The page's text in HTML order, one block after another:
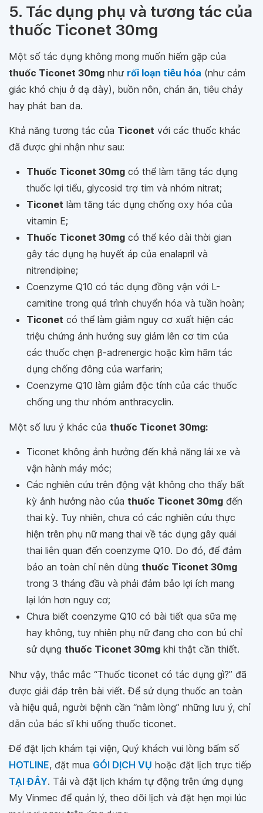
5. Tác dụng phụ và tương tác của
thuốc Ticonet 30mg
Một số tác dụng không mong muốn hiếm gặp của
thuốc Ticonet 30mg như rối loạn tiêu hóa (như cảm
giác khó chịu ở dạ dày), buồn nôn, chán ăn, tiêu chảy
hay phát ban da.
Khả năng tương tác của Ticonet với các thuốc khác
đã được ghi nhận như sau:
Thuốc Ticonet 30mg có thể làm tăng tác dụng
thuốc lợi tiểu, glycosid trợ tim và nhóm nitrat;
Ticonet làm tăng tác dụng chống oxy hóa của
vitamin E;
Thuốc Ticonet 30mg có thể kéo dài thời gian
gây tác dụng hạ huyết áp của enalapril và
nitrendipine;
Coenzyme Q10 có tác dụng đồng vận với L-
carnitine trong quá trình chuyển hóa và tuần hoàn;
Ticonet có thể làm giảm nguy cơ xuất hiện các
triệu chứng ảnh hưởng suy giảm lên cơ tim của
các thuốc chẹn β-adrenergic hoặc kìm hãm tác
dụng chống đông của warfarin;
Coenzyme Q10 làm giảm độc tính của các thuốc
chống ung thư nhóm anthracyclin.
Một số lưu ý khác của thuốc Ticonet 30mg:
Ticonet không ảnh hưởng đến khả năng lái xe và
vận hành máy móc;
Các nghiên cứu trên động vật không cho thấy bất
kỳ ảnh hưởng nào của thuốc Ticonet 30mg đến
thai kỳ. Tuy nhiên, chưa có các nghiên cứu thực
hiện trên phụ nữ mang thai về tác dụng gây quái
thai liên quan đến coenzyme Q10. Do đó, để đảm
bảo an toàn chỉ nên dùng thuốc Ticonet 30mg
trong 3 tháng đầu và phải đảm bảo lợi ích mang
lại lớn hơn nguy cơ;
Chưa biết coenzyme Q10 có bài tiết qua sữa mẹ
hay không, tuy nhiên phụ nữ đang cho con bú chỉ
sử dụng thuốc Ticonet 30mg khi thật cần thiết.
Như vậy, thắc mắc “Thuốc ticonet có tác dụng gì?” đã
được giải đáp trên bài viết. Để sử dụng thuốc an toàn
và hiệu quả, người bệnh cần “nằm lòng” những lưu ý, chỉ
dẫn của bác sĩ khi uống thuốc ticonet.
Để đặt lịch khám tại viện, Quý khách vui lòng bấm số
HOTLINE, đặt mua GÓI DỊCH VỤ hoặc đặt lịch trực tiếp
TẠI ĐÂY. Tải và đặt lịch khám tự động trên ứng dụng
My Vinmec để quản lý, theo dõi lịch và đặt hẹn mọi lúc